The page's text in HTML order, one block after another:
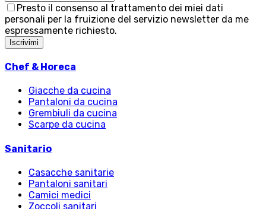
Presto il consenso al trattamento dei miei dati
personali per la fruizione del servizio newsletter da me
espressamente richiesto.
Iscrivimi
Chef & Horeca
Giacche da cucina
Pantaloni da cucina
Grembiuli da cucina
Scarpe da cucina
Sanitario
Casacche sanitarie
Pantaloni sanitari
Camici medici
Zoccoli sanitari